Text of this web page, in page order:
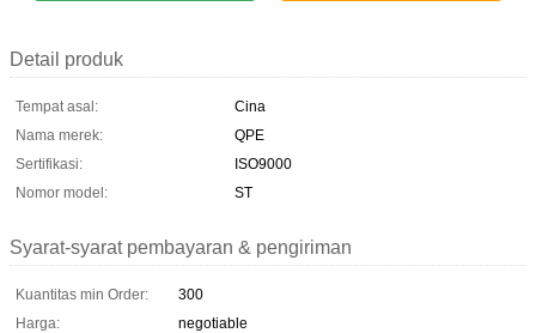
Detail produk
Tempat asal:
Cina
Nama merek:
QPE
Sertifikasi:
ISO9000
Nomor model:
ST
Syarat-syarat pembayaran & pengiriman
Kuantitas min Order:
300
Harga:
negotiable